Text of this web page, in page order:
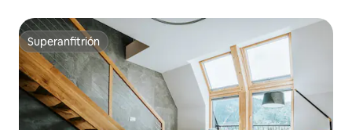
Superanfitrión
Superanfitrión